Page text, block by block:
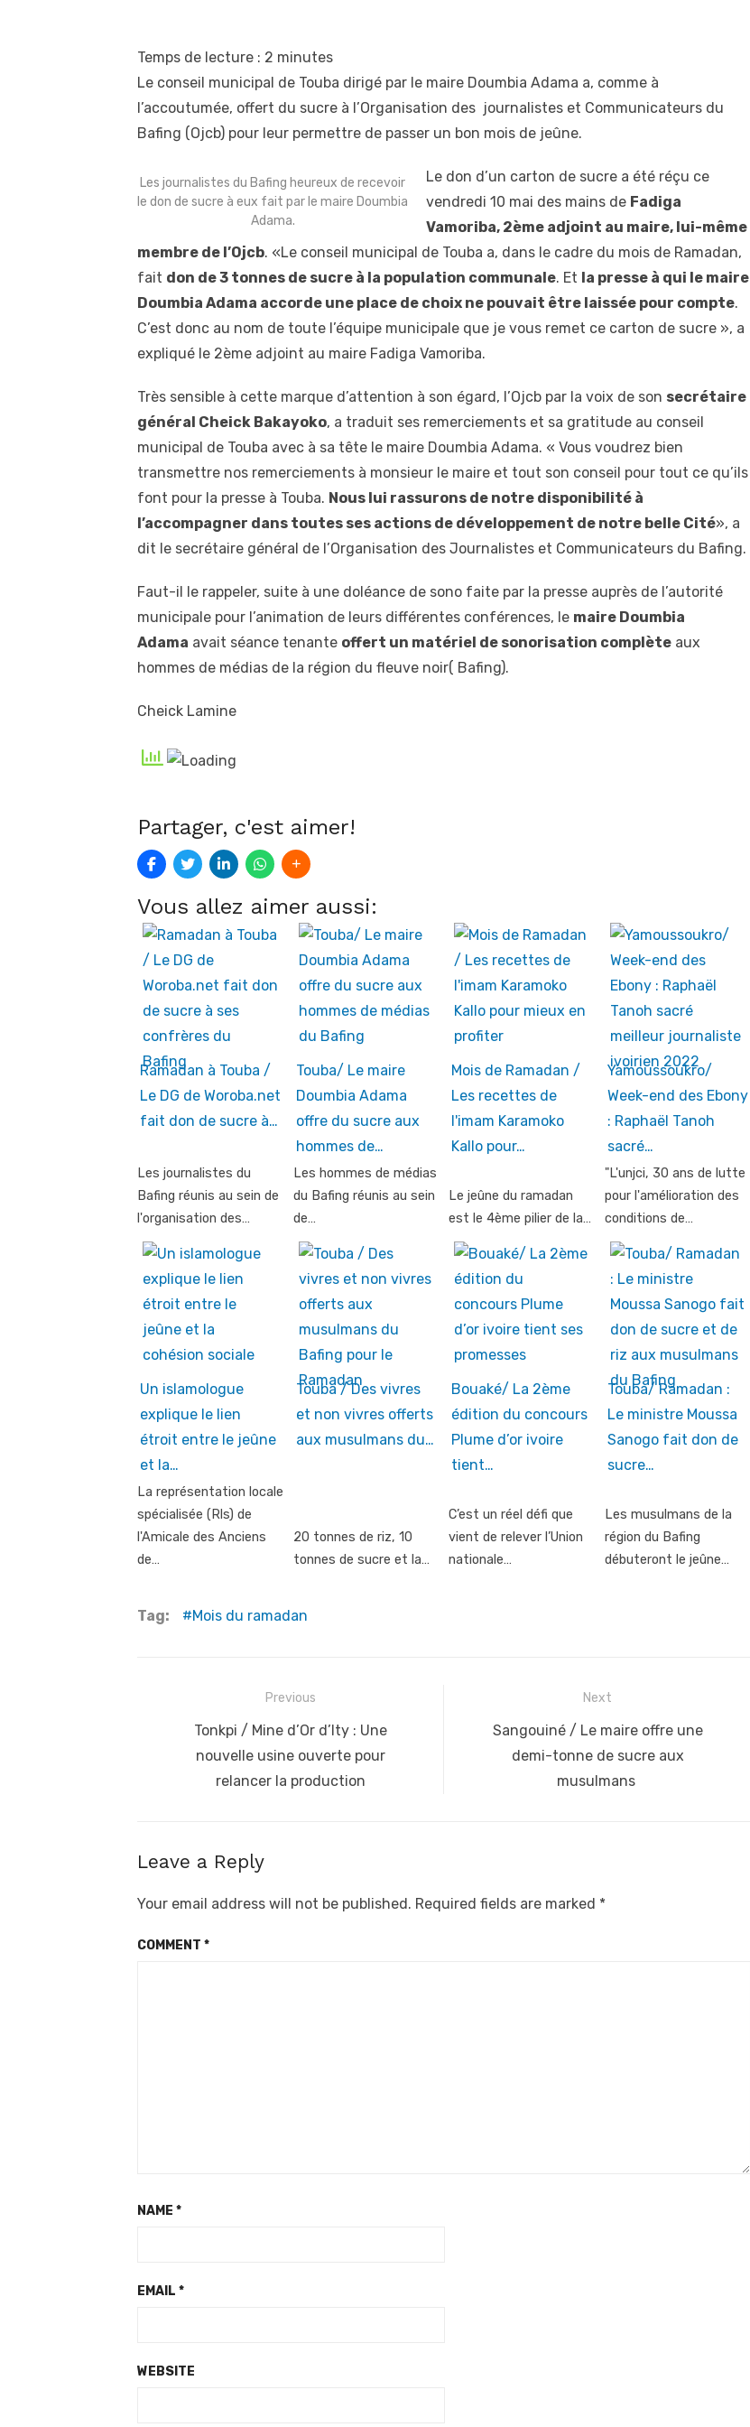
Temps de lecture : 2 minutes
Le conseil municipal de Touba dirigé par le maire Doumbia Adama a, comme à
l’accoutumée, offert du sucre à l’Organisation des journalistes et Communicateurs du
Bafing (Ojcb) pour leur permettre de passer un bon mois de jeûne.
Les journalistes du Bafing heureux de recevoir
le don de sucre à eux fait par le maire Doumbia
Adama.
Le don d’un carton de sucre a été réçu ce
vendredi 10 mai des mains de Fadiga
Vamoriba, 2ème adjoint au maire, lui-même
membre de l’Ojcb. «Le conseil municipal de Touba a, dans le cadre du mois de Ramadan,
fait don de 3 tonnes de sucre à la population communale. Et la presse à qui le maire
Doumbia Adama accorde une place de choix ne pouvait être laissée pour compte.
C’est donc au nom de toute l’équipe municipale que je vous remet ce carton de sucre », a
expliqué le 2ème adjoint au maire Fadiga Vamoriba.
Très sensible à cette marque d’attention à son égard, l’Ojcb par la voix de son secrétaire
général Cheick Bakayoko, a traduit ses remerciements et sa gratitude au conseil
municipal de Touba avec à sa tête le maire Doumbia Adama. « Vous voudrez bien
transmettre nos remerciements à monsieur le maire et tout son conseil pour tout ce qu’ils
font pour la presse à Touba. Nous lui rassurons de notre disponibilité à
l’accompagner dans toutes ses actions de développement de notre belle Cité», a
dit le secrétaire général de l’Organisation des Journalistes et Communicateurs du Bafing.
Faut-il le rappeler, suite à une doléance de sono faite par la presse auprès de l’autorité
municipale pour l’animation de leurs différentes conférences, le maire Doumbia
Adama avait séance tenante offert un matériel de sonorisation complète aux
hommes de médias de la région du fleuve noir( Bafing).
Cheick Lamine
Partager, c'est aimer!
Vous allez aimer aussi:
Ramadan à Touba /
Le DG de Woroba.net
fait don de sucre à…
Les journalistes du
Bafing réunis au sein de
l'organisation des…
Touba/ Le maire
Doumbia Adama
offre du sucre aux
hommes de…
Les hommes de médias
du Bafing réunis au sein
de…
Mois de Ramadan /
Les recettes de
l'imam Karamoko
Kallo pour…
Le jeûne du ramadan
est le 4ème pilier de la…
Yamoussoukro/
Week-end des Ebony
: Raphaël Tanoh
sacré…
"L'unjci, 30 ans de lutte
pour l'amélioration des
conditions de…
Un islamologue
explique le lien
étroit entre le jeûne
et la…
La représentation locale
spécialisée (Rls) de
l'Amicale des Anciens
de…
Touba / Des vivres
et non vivres offerts
aux musulmans du…
20 tonnes de riz, 10
tonnes de sucre et la…
Bouaké/ La 2ème
édition du concours
Plume d’or ivoire
tient…
C’est un réel défi que
vient de relever l’Union
nationale…
Touba/ Ramadan :
Le ministre Moussa
Sanogo fait don de
sucre…
Les musulmans de la
région du Bafing
débuteront le jeûne…
Tag: Mois du ramadan
navigation
Previous
Previous
post:
Tonkpi / Mine d’Or d’Ity : Une
nouvelle usine ouverte pour
relancer la production
Next
Next
Sangouiné / Le maire offre une
demi-tonne de sucre aux
musulmans
Leave a Reply
Your email address will not be published. Required fields are marked *
COMMENT *
NAME *
EMAIL *
WEBSITE